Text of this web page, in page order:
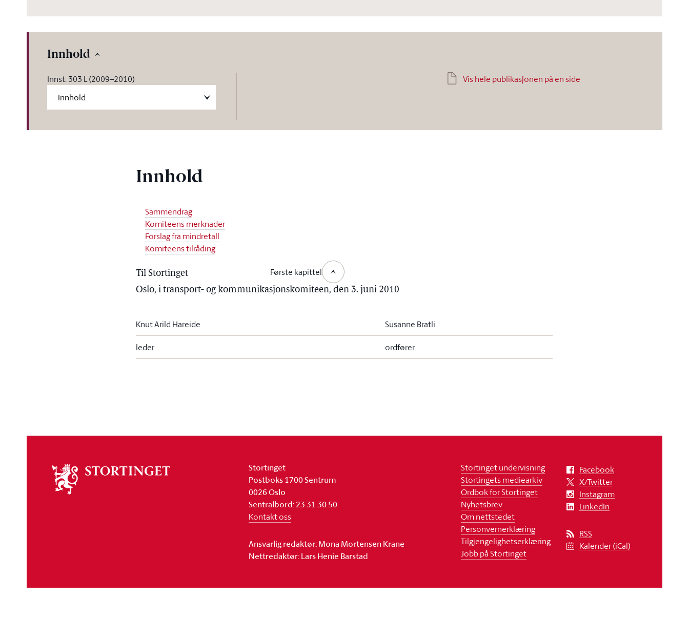
Innhold
Innst. 303 L (2009–2010) Vis hele publikasjonen på en side
Innhold
Sammendrag
Komiteens merknader
Forslag fra mindretall
Komiteens tilråding
Til Stortinget
Oslo, i transport- og kommunikasjonskomiteen, den 3. juni 2010
Knut Arild Hareide Susanne Bratli
leder ordfører
Første kapittel
stortinget
Stortinget
Postboks 1700 Sentrum
0026 Oslo
Sentralbord: 23 31 30 50
Kontakt oss
Ansvarlig redaktør: Mona Mortensen Krane
Nettredaktør: Lars Henie Barstad
Stortinget undervisning
Stortingets mediearkiv
Ordbok for Stortinget
Nyhetsbrev
Om nettstedet
Personvernerklæring
Tilgjengelighetserklæring
Jobb på Stortinget
Facebook
X/Twitter
Instagram
LinkedIn
RSS
Kalender (iCal)